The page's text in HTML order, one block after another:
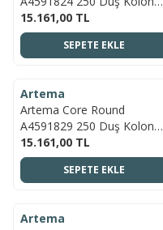
Fırçalı Bakır
15.161,00 TL
SEPETE EKLE
YENI
ÜCRETSIZ KARGO
Artema
Artema Core Round
A4591829 250 Duş Kolonu,
Soft Bakır
15.161,00 TL
SEPETE EKLE
YENI
ÜCRETSIZ KARGO
Artema